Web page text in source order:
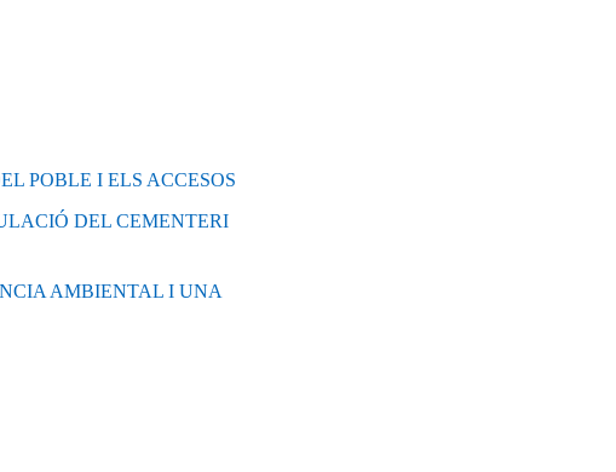
POBLE I ELS ACCESOS
DEL CEMENTERI
AMBIENTAL I UNA